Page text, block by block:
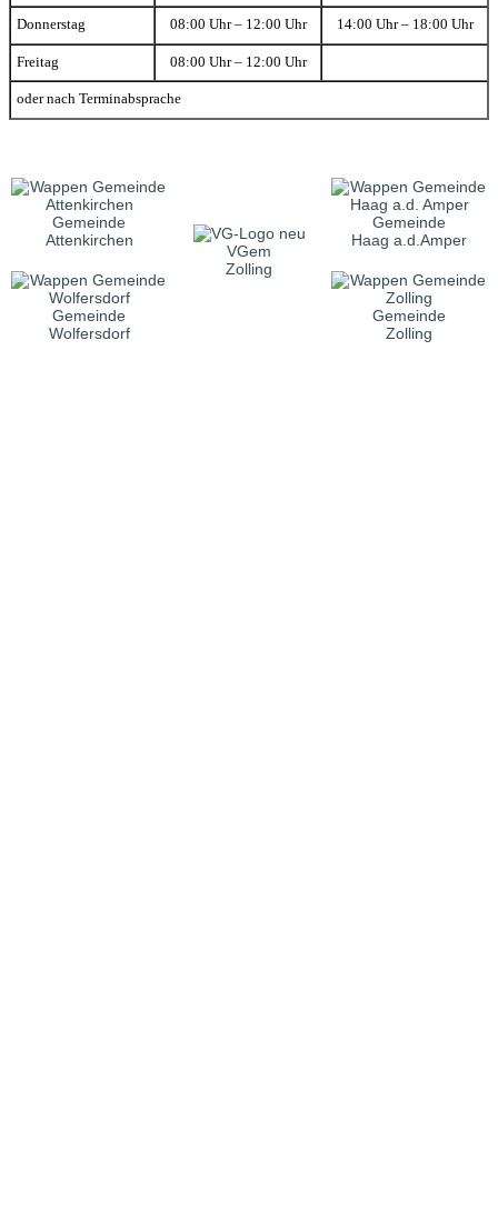
Donnerstag 08:00 Uhr – 12:00 Uhr 14:00 Uhr – 18:00 Uhr
Freitag 08:00 Uhr – 12:00 Uhr
oder nach Terminabsprache
Gemeinde
Attenkirchen
VGem
Zolling
Gemeinde
Haag a.d.Amper
Gemeinde
Wolfersdorf
Gemeinde
Zolling